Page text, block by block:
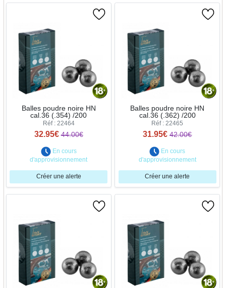
Balles poudre noire HN
cal.36 (.354) /200
Réf : 22464
32.95€ 44.00€
En cours
d'approvisionnement
Créer une alerte
Balles poudre noire HN
cal.36 (.362) /200
Réf : 22465
31.95€ 42.00€
En cours
d'approvisionnement
Créer une alerte